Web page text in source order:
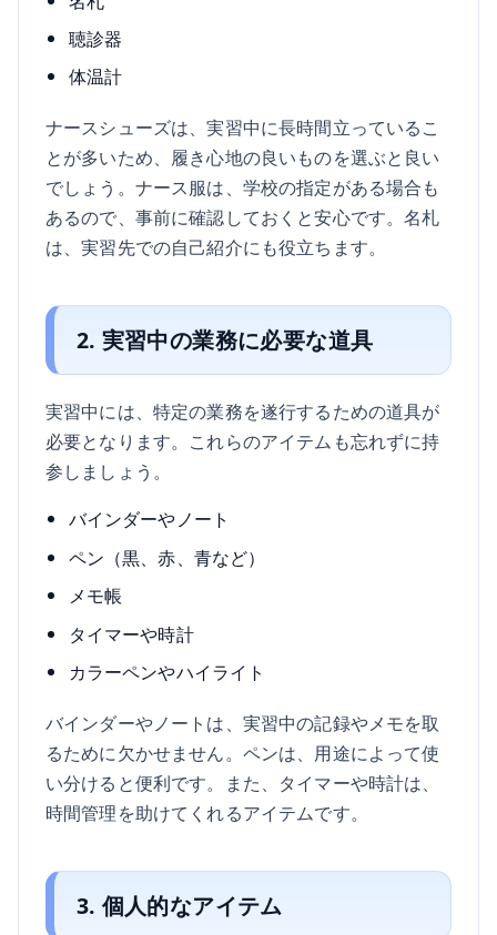
聴診器
体温計
ナースシューズは、実習中に長時間立っているこ
とが多いため、履き心地の良いものを選ぶと良い
でしょう。ナース服は、学校の指定がある場合も
あるので、事前に確認しておくと安心です。名札
は、実習先での自己紹介にも役立ちます。
2. 実習中の業務に必要な道具
実習中には、特定の業務を遂行するための道具が
必要となります。これらのアイテムも忘れずに持
参しましょう。
バインダーやノート
ペン（黒、赤、青など）
メモ帳
タイマーや時計
カラーペンやハイライト
バインダーやノートは、実習中の記録やメモを取
るために欠かせません。ペンは、用途によって使
い分けると便利です。また、タイマーや時計は、
時間管理を助けてくれるアイテムです。
3. 個人的なアイテム